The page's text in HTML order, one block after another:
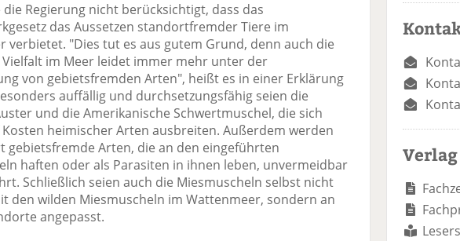
Regierung nicht berücksichtigt, dass das
das Aussetzen standortfremder Tiere im
verbietet. "Dies tut es aus gutem Grund, denn auch die
im Meer leidet immer mehr unter der
von gebietsfremden Arten", heißt es in einer Erklärung
auffällig und durchsetzungsfähig seien die
und die Amerikanische Schwertmuschel, die sich
heimischer Arten ausbreiten. Außerdem werden
gebietsfremde Arten, die an den eingeführten
haften oder als Parasiten in ihnen leben, unvermeidbar
Schließlich seien auch die Miesmuscheln selbst nicht
den wilden Miesmuscheln im Wattenmeer, sondern an
angepasst.
Verlag